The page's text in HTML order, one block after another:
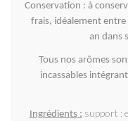
Conservation : à
frais, idéalement entre
an dans
Tous nos arômes
incassables
Ingrédients : support :